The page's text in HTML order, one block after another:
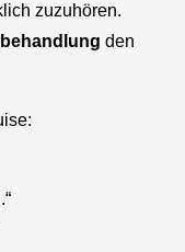
zuzuhören.
den